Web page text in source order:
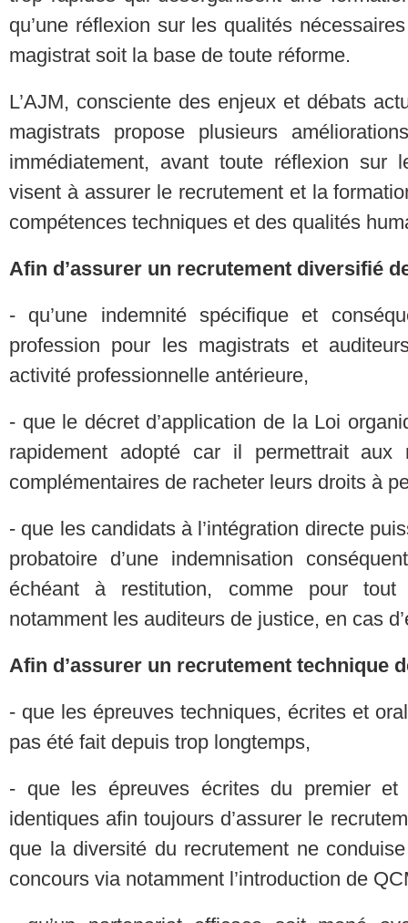
qu’une réflexion sur les qualités
magistrat soit la base de toute réforme.
L’AJM, consciente des enjeux et débats
magistrats propose plusieurs
immédiatement, avant toute réflexion sur
visent à assurer le recrutement et la
compétences techniques et des qualités
Afin d’assurer un recrutement diversifié
- qu’une indemnité spécifique et
profession pour les magistrats et
activité professionnelle antérieure,
- que le décret d’application de la Loi
rapidement adopté car il permettrait aux
complémentaires de racheter leurs droits à
- que les candidats à l’intégration directe
probatoire d’une indemnisation
échéant à restitution, comme pour
notamment les auditeurs de justice, en cas
Afin d’assurer un recrutement technique
- que les épreuves techniques, écrites et
pas été fait depuis trop longtemps,
- que les épreuves écrites du premier et
identiques afin toujours d’assurer le
que la diversité du recrutement ne
concours via notamment l’introduction de